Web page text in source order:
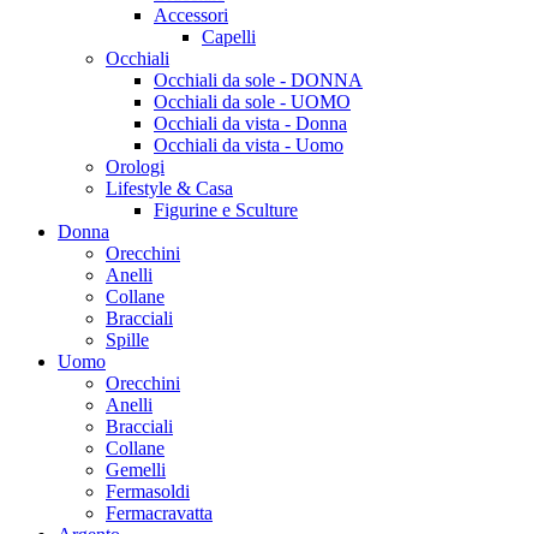
Accessori
Capelli
Occhiali
Occhiali da sole - DONNA
Occhiali da sole - UOMO
Occhiali da vista - Donna
Occhiali da vista - Uomo
Orologi
Lifestyle & Casa
Figurine e Sculture
Donna
Orecchini
Anelli
Collane
Bracciali
Spille
Uomo
Orecchini
Anelli
Bracciali
Collane
Gemelli
Fermasoldi
Fermacravatta